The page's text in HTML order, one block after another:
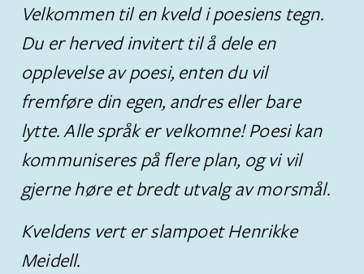
Velkommen til en kveld i poesiens tegn.
Du er herved invitert til å dele en
opplevelse av poesi, enten du vil
fremføre din egen, andres eller bare
lytte. Alle språk er velkomne! Poesi kan
kommuniseres på flere plan, og vi vil
gjerne høre et bredt utvalg av morsmål.
Kveldens vert er slampoet Henrikke
Meidell.